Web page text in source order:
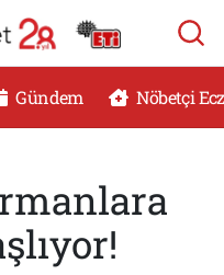
Gündem Nöbetçi
Haritası